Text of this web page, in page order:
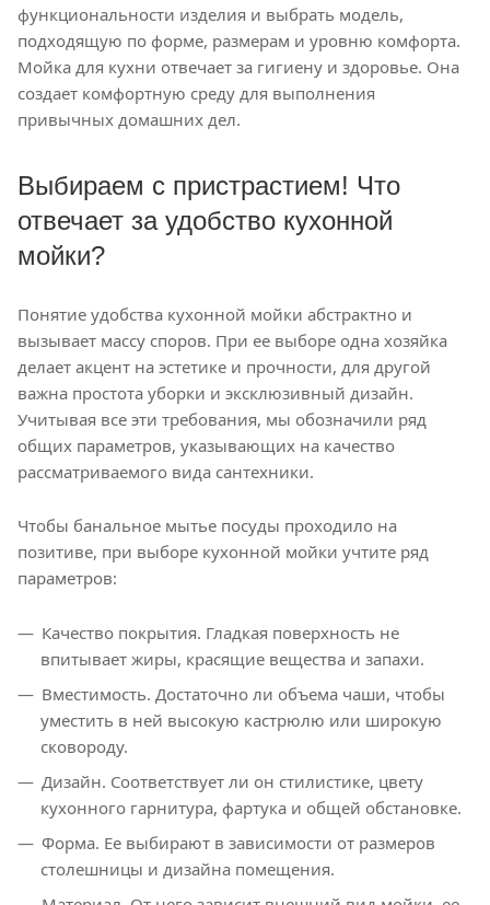
функциональности изделия и выбрать модель,
подходящую по форме, размерам и уровню комфорта.
Мойка для кухни отвечает за гигиену и здоровье. Она
создает комфортную среду для выполнения
привычных домашних дел.
Выбираем с пристрастием! Что
отвечает за удобство кухонной
мойки?
Понятие удобства кухонной мойки абстрактно и
вызывает массу споров. При ее выборе одна хозяйка
делает акцент на эстетике и прочности, для другой
важна простота уборки и эксклюзивный дизайн.
Учитывая все эти требования, мы обозначили ряд
общих параметров, указывающих на качество
рассматриваемого вида сантехники.
Чтобы банальное мытье посуды проходило на
позитиве, при выборе кухонной мойки учтите ряд
параметров:
Качество покрытия. Гладкая поверхность не
впитывает жиры, красящие вещества и запахи.
Вместимость. Достаточно ли объема чаши, чтобы
уместить в ней высокую кастрюлю или широкую
сковороду.
Дизайн. Соответствует ли он стилистике, цвету
кухонного гарнитура, фартука и общей обстановке.
Форма. Ее выбирают в зависимости от размеров
столешницы и дизайна помещения.